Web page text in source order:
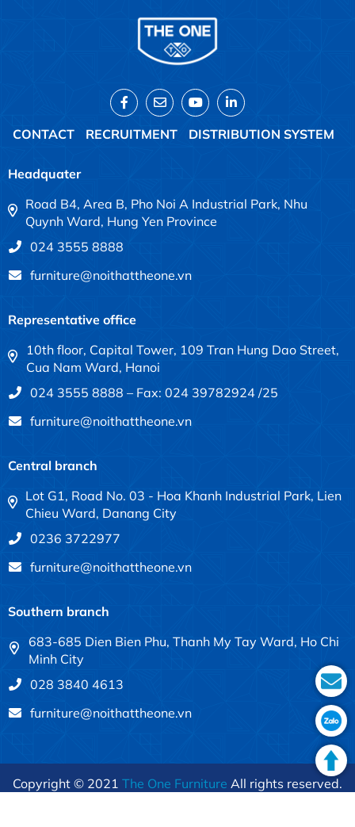
CONTACT RECRUITMENT DISTRIBUTION SYSTEM
Headquater
Road B4, Area B, Pho Noi A Industrial Park, Nhu
Quynh Ward, Hung Yen Province
024 3555 8888
furniture@noithattheone.vn
Representative office
10th floor, Capital Tower, 109 Tran Hung Dao Street,
Cua Nam Ward, Hanoi
024 3555 8888 – Fax: 024 39782924 /25
furniture@noithattheone.vn
Central branch
Lot G1, Road No. 03 - Hoa Khanh Industrial Park, Lien
Chieu Ward, Danang City
0236 3722977
furniture@noithattheone.vn
Southern branch
683-685 Dien Bien Phu, Thanh My Tay Ward, Ho Chi
Minh City
028 3840 4613
furniture@noithattheone.vn
Copyright © 2021 The One Furniture All rights reserved.